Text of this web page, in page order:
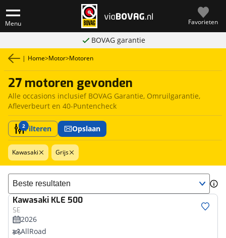
Menu Favorieten
BOVAG garantie
| Home>Motor>Motoren
27 motoren gevonden
Alle occasions inclusief BOVAG Garantie, Omruilgarantie,
Afleverbeurt en 40-Puntencheck
2Filteren Opslaan
Kawasaki Grijs
Sorteer resultaten
Kawasaki KLE 500
SE
2026
AllRoad